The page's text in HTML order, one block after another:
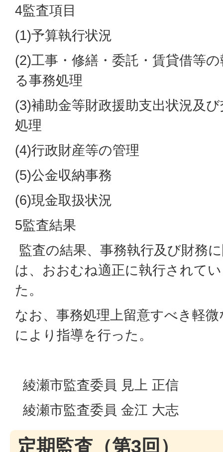
4監査項目
(1)予算執行状況
(2)工事・修繕・委託・賃貸借等
る事務処理
(3)補助金等財政援助支出状況及
処理
(4)行政財産等の管理
(5)公金収納事務
(6)現金取扱状況
5監査結果
監査の結果、事務執行及び財務
は、おおむね適正に執行されて
た。
なお、事務処理上留意すべき軽
により指導を行った。
綾瀬市監査委員 見上 正信
綾瀬市監査委員 金江 大志
定期監査（第3回）